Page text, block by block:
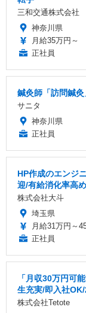
三和交通株式会社
神奈川県
月給35万円～
正社員
鍼灸師「訪問鍼
サニタ
神奈川県
正社員
HP作成のエンジ
迎/有給消化率高
株式会社大斗
埼玉県
月給31万円～
正社員
「月収30万円可
生充実/即入社
株式会社Tetote